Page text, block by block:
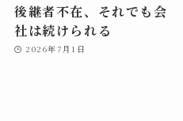
後継者不在、それでも会
社は続けられる
2026年7月1日